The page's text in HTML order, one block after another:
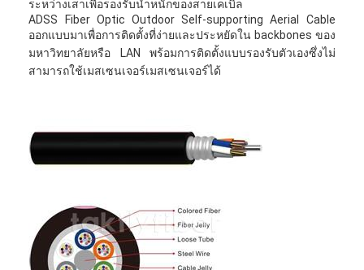
ระหว่างเสาเพื่อรองรับน้ำหนักของสายเคเบิล
ADSS Fiber Optic Outdoor Self-supporting Aerial Cable
ออกแบบมาเพื่อการติดตั้งที่ง่ายและประหยัดใน backbones ของ
มหาวิทยาลัยหรือ LAN พร้อมการติดตั้งแบบรองรับตัวเองซึ่งไม่
สามารถใช้เมสเซนเจอร์เมสเซนเจอร์ได้